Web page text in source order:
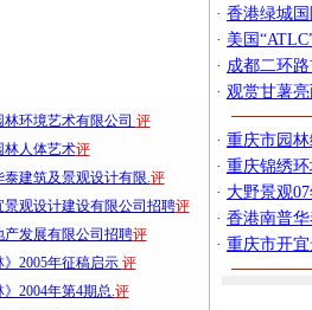
环境艺术有限公司 评
林人体艺术评
泰建筑及景观设计有限.评
景观设计建设有限公司招聘评
产发展有限公司招聘评
》2005年征稿启示 评
》2004年第4期总.评
· 香港绿城
· 美国
· 成都二环
· 观赏甘薯
· 重庆市园
· 重庆锦绣
· 大野景观
· 香港南普
· 重庆市开